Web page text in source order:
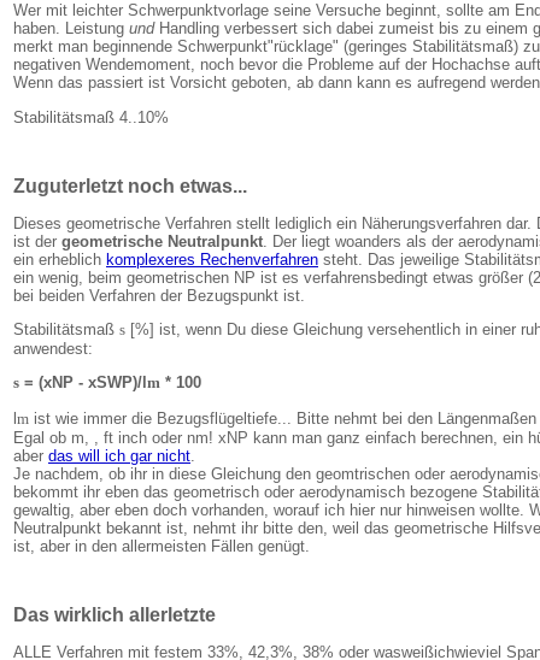
Wer mit leichter Schwerpunktvorlage seine Versuche beginnt, sollte am
haben. Leistung undHandling verbessert sich dabei zumeist bis zu einem
merkt man beginnende Schwerpunkt"rücklage" (geringes Stabilitätsmaß)
negativen Wendemoment, noch bevor die Probleme auf der Hochachse
Wenn das passiert ist Vorsicht geboten, ab dann kann es aufregend
Stabilitätsmaß 4..10%
Zuguterletzt noch etwas...
Dieses geometrische Verfahren stellt lediglich ein Näherungsverfahren
ist der geometrische Neutralpunkt . Der liegt woanders als der
ein erheblich komplexeres Rechenverfahren steht. Das jeweilige
ein wenig, beim geometrischen NP ist es verfahrensbedingt etwas größer
bei beiden Verfahren der Bezugspunkt ist.
Stabilitätsmaß s [%] ist, wenn Du diese Gleichung versehentlich in einer
anwendest:
s = (xNP - xSWP)/l m * 100
lm ist wie immer die Bezugsflügeltiefe... Bitte nehmt bei den
Egal ob m, , ft inch oder nm! xNP kann man ganz einfach berechnen, ein
aber das will ich gar nicht
Je nachdem, ob ihr in diese Gleichung den geomtrischen oder
bekommt ihr eben das geometrisch oder aerodynamisch bezogene
gewaltig, aber eben doch vorhanden, worauf ich hier nur hinweisen wollte.
Neutralpunkt bekannt ist, nehmt ihr bitte den, weil das geometrische
ist, aber in den allermeisten Fällen genügt.
Das wirklich allerletzte
ALLE Verfahren mit festem 33%, 42,3%, 38% oder wasweißichwieviel